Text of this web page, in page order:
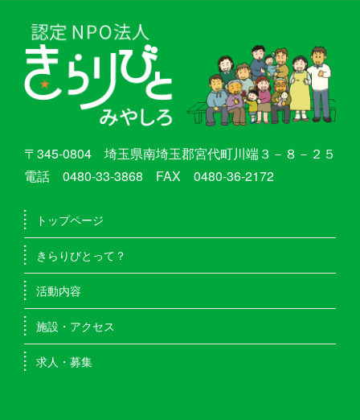
〒345-0804 埼玉県南埼玉郡宮代町川端３－８－２５
電話 0480-33-3868 FAX 0480-36-2172
トップページ
きらりびとって？
活動内容
施設・アクセス
求人・募集